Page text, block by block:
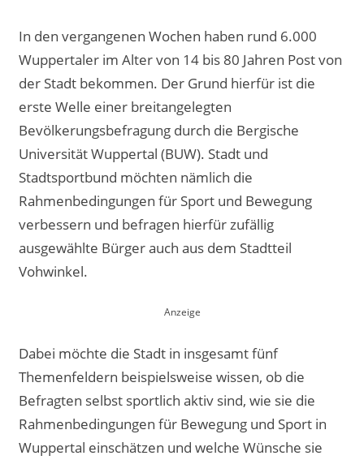
In den vergangenen Wochen haben rund 6.000
Wuppertaler im Alter von 14 bis 80 Jahren Post von
der Stadt bekommen. Der Grund hierfür ist die
erste Welle einer breitangelegten
Bevölkerungsbefragung durch die Bergische
Universität Wuppertal (BUW). Stadt und
Stadtsportbund möchten nämlich die
Rahmenbedingungen für Sport und Bewegung
verbessern und befragen hierfür zufällig
ausgewählte Bürger auch aus dem Stadtteil
Vohwinkel.
Dabei möchte die Stadt in insgesamt fünf
Themenfeldern beispielsweise wissen, ob die
Befragten selbst sportlich aktiv sind, wie sie die
Rahmenbedingungen für Bewegung und Sport in
Wuppertal einschätzen und welche Wünsche sie